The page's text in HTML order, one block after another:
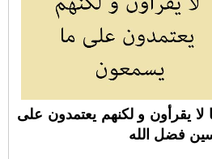
لا يقرأون و لكنهم يعتمدون على
فضل الله